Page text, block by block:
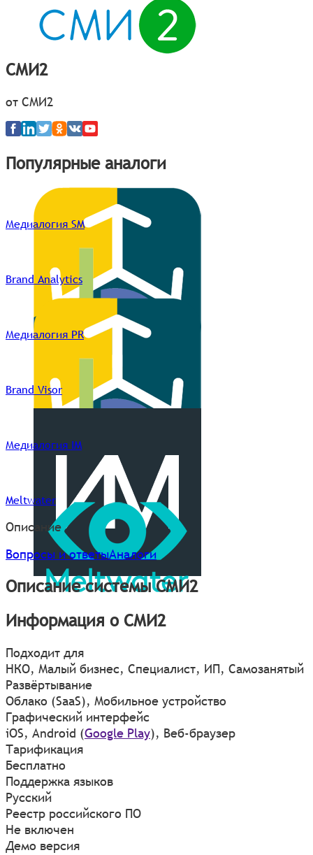
СМИ2
от СМИ2
Популярные аналоги
Медиалогия SM
Brand Analytics
Медиалогия PR
Brand Visor
Медиалогия IM
Meltwater
Описание
Вопросы и ответыАналоги
Описание системы СМИ2
Информация о СМИ2
Подходит для
НКО, Малый бизнес, Специалист, ИП, Самозанятый
Развёртывание
Облако (SaaS), Мобильное устройство
Графический интерфейс
iOS, Android (Google Play), Веб-браузер
Тарификация
Бесплатно
Поддержка языков
Русский
Реестр российского ПО
Не включен
Демо версия